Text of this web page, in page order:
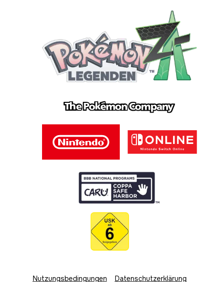
Nutzungsbedingungen Datenschutzerklärung